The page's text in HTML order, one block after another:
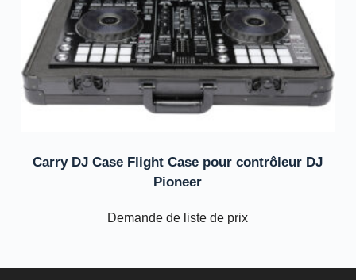
Carry DJ Case Flight Case pour contrôleur DJ
Pioneer
Demande de liste de prix